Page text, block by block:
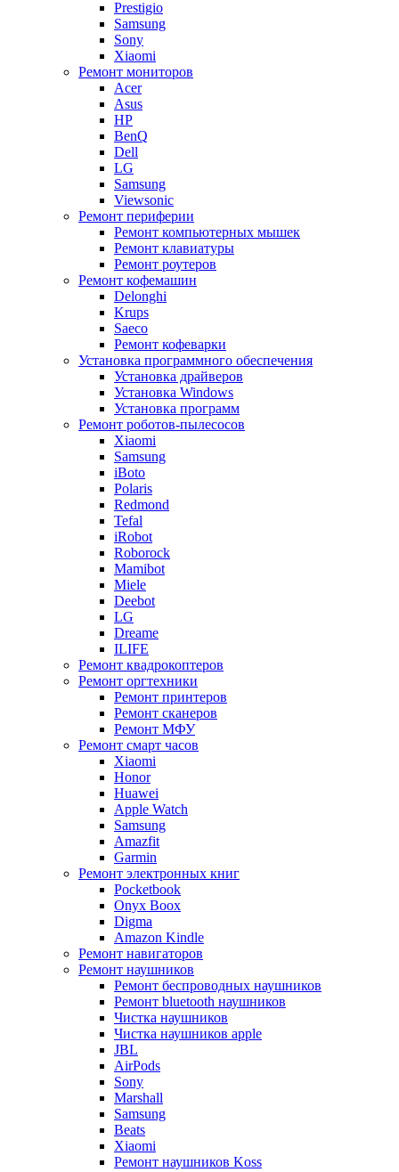
Prestigio
Samsung
Sony
Xiaomi
Ремонт мониторов
Acer
Asus
HP
BenQ
Dell
LG
Samsung
Viewsonic
Ремонт периферии
Ремонт компьютерных мышек
Ремонт клавиатуры
Ремонт роутеров
Ремонт кофемашин
Delonghi
Krups
Saeco
Ремонт кофеварки
Установка программного обеспечения
Установка драйверов
Установка Windows
Установка программ
Ремонт роботов-пылесосов
Xiaomi
Samsung
iBoto
Polaris
Redmond
Tefal
iRobot
Roborock
Mamibot
Miele
Deebot
LG
Dreame
ILIFE
Ремонт квадрокоптеров
Ремонт оргтехники
Ремонт принтеров
Ремонт сканеров
Ремонт МФУ
Ремонт смарт часов
Xiaomi
Honor
Huawei
Apple Watch
Samsung
Amazfit
Garmin
Ремонт электронных книг
Pocketbook
Onyx Boox
Digma
Amazon Kindle
Ремонт навигаторов
Ремонт наушников
Ремонт беспроводных наушников
Ремонт bluetooth наушников
Чистка наушников
Чистка наушников apple
JBL
AirPods
Sony
Marshall
Samsung
Beats
Xiaomi
Ремонт наушников Koss